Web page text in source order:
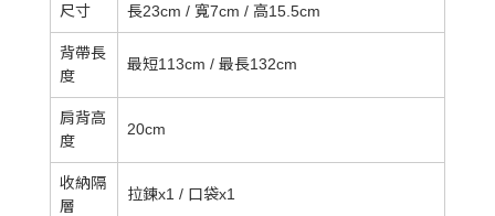
尺寸 長23cm / 寬7cm / 高15.5cm
背帶長
度
最短113cm / 最長132cm
肩背高
度
20cm
收納隔
層
拉鍊x1 / 口袋x1